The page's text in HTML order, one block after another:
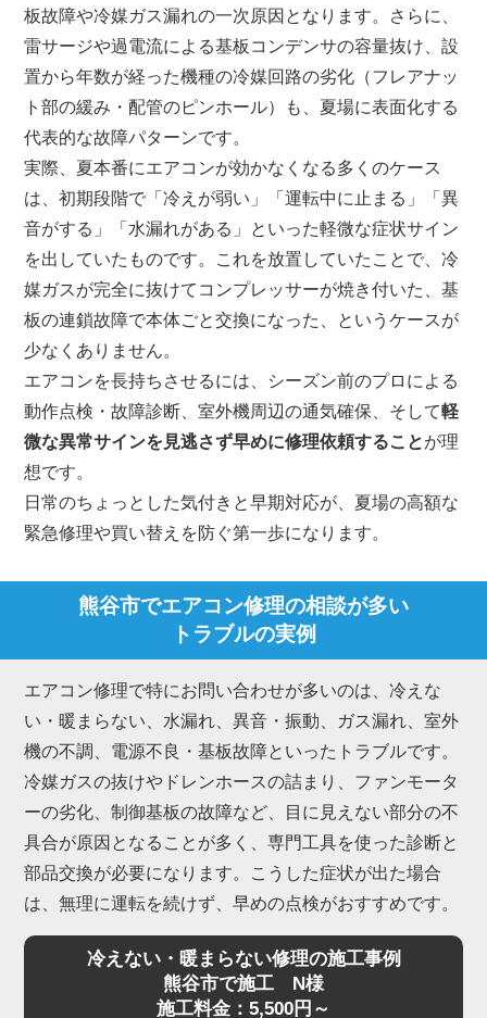
板故障や冷媒ガス漏れの一次原因となります。さらに、
雷サージや過電流による基板コンデンサの容量抜け、設
置から年数が経った機種の冷媒回路の劣化（フレアナッ
ト部の緩み・配管のピンホール）も、夏場に表面化する
代表的な故障パターンです。
実際、夏本番にエアコンが効かなくなる多くのケース
は、初期段階で「冷えが弱い」「運転中に止まる」「異
音がする」「水漏れがある」といった軽微な症状サイン
を出していたものです。これを放置していたことで、冷
媒ガスが完全に抜けてコンプレッサーが焼き付いた、基
板の連鎖故障で本体ごと交換になった、というケースが
少なくありません。
エアコンを長持ちさせるには、シーズン前のプロによる
動作点検・故障診断、室外機周辺の通気確保、そして軽
微な異常サインを見逃さず早めに修理依頼することが理
想です。
日常のちょっとした気付きと早期対応が、夏場の高額な
緊急修理や買い替えを防ぐ第一歩になります。
熊谷市でエアコン修理の相談が多い
トラブルの実例
エアコン修理で特にお問い合わせが多いのは、冷えな
い・暖まらない、水漏れ、異音・振動、ガス漏れ、室外
機の不調、電源不良・基板故障といったトラブルです。
冷媒ガスの抜けやドレンホースの詰まり、ファンモータ
ーの劣化、制御基板の故障など、目に見えない部分の不
具合が原因となることが多く、専門工具を使った診断と
部品交換が必要になります。こうした症状が出た場合
は、無理に運転を続けず、早めの点検がおすすめです。
冷えない・暖まらない修理の施工事例
熊谷市で施工 N様
施工料金：5,500円～